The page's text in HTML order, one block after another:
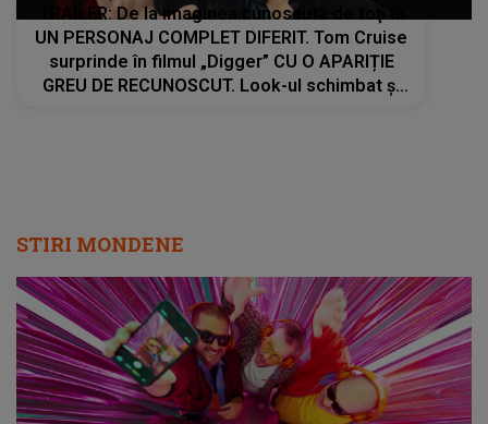
TRAILER: De la imaginea cunoscută de toţi la
UN PERSONAJ COMPLET DIFERIT. Tom Cruise
surprinde în filmul „Digger” CU O APARIȚIE
GREU DE RECUNOSCUT. Look-ul schimbat şi
STIRI MONDENE